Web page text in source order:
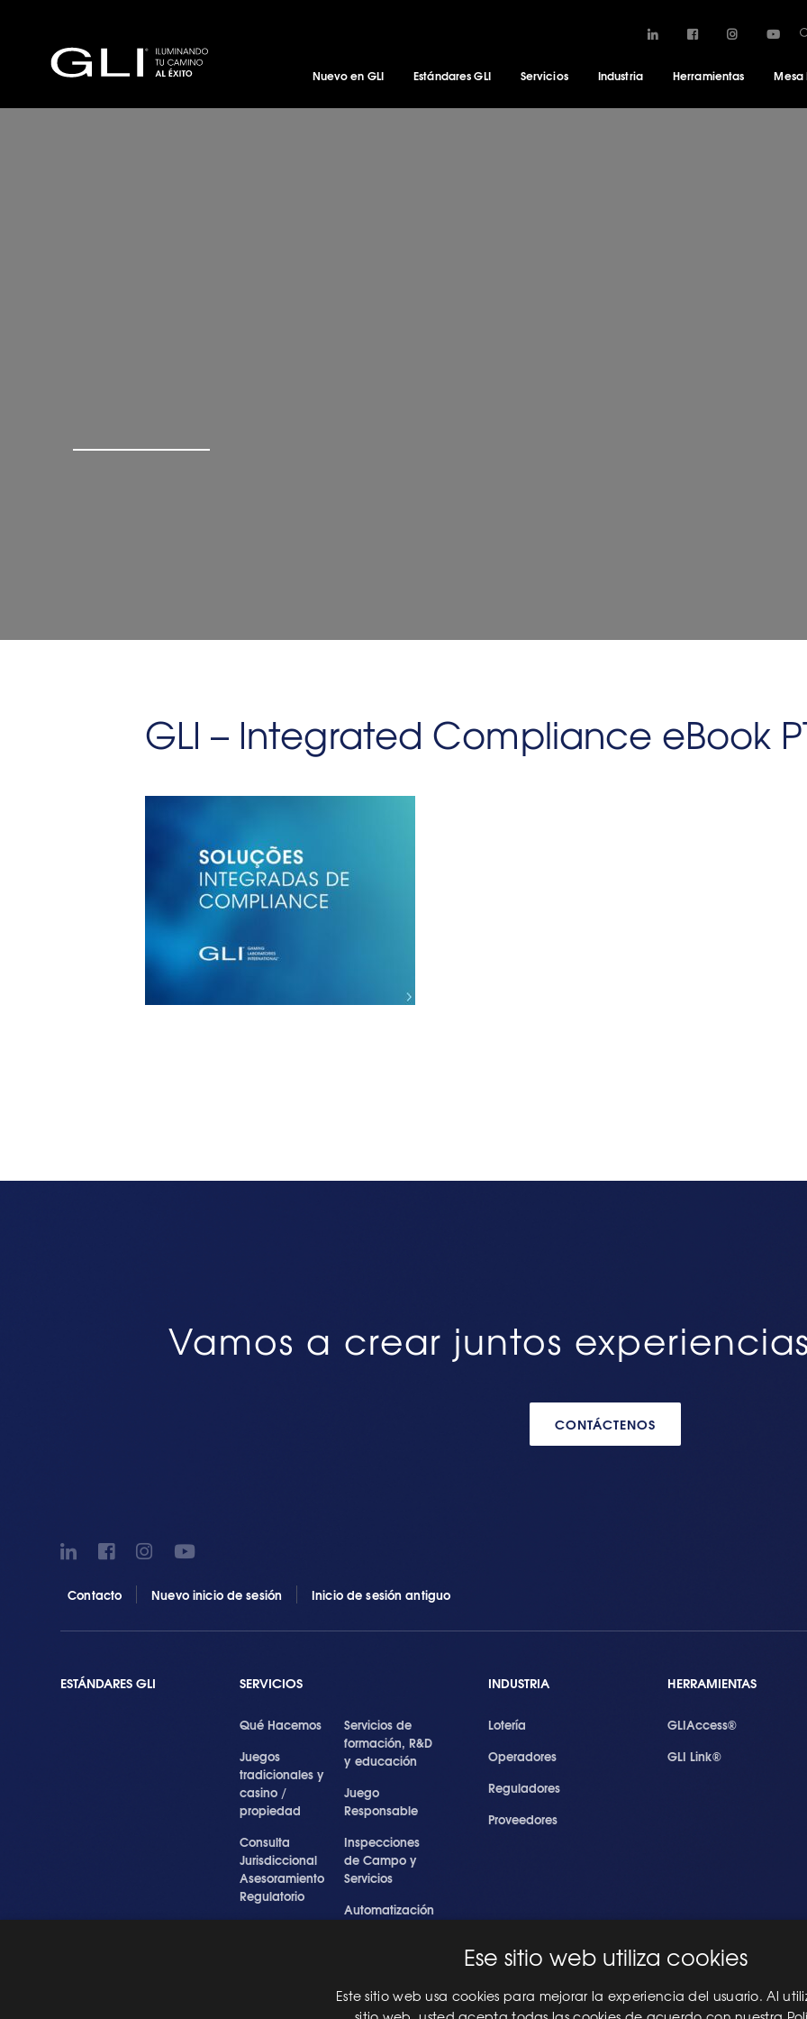
Nuevo en GLI Estándares GLI Servicios Industria Herramientas Mesa
GLI – Integrated Compliance eBook
Vamos a crear juntos
CONTÁCTENOS
Contacto Nuevo inicio de sesión Inicio de sesión antiguo
ESTÁNDARES GLI SERVICIOS
Qué Hacemos
Juegos
tradicionales y
casino /
propiedad
Consulta
Jurisdiccional
Asesoramiento
Regulatorio
Servicios de
formación, R&D
y educación
Juego
Responsable
Inspecciones
de Campo y
Servicios
Automatización
Profesionales
INDUSTRIA
Lotería
Operadores
Reguladores
Proveedores
HERRAMIENTAS
GLIAccess®
GLI Link®
Ese sitio web utiliza cookies
Este sitio web usa cookies para mejorar la experiencia del usuario. Al